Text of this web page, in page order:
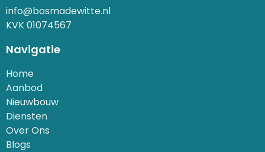
info@bosmadewitte.nl
KVK 01074567
Navigatie
Home
Aanbod
Nieuwbouw
Diensten
Over Ons
Blogs